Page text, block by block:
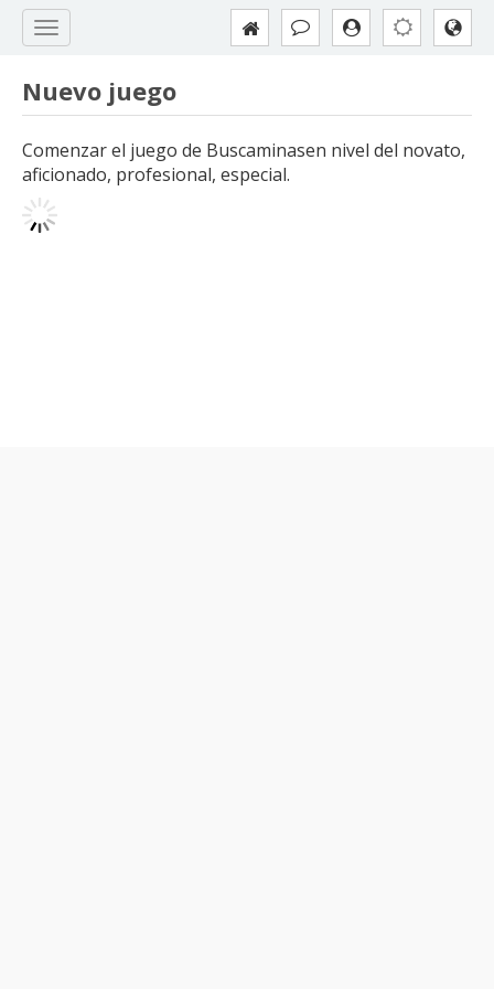
Nuevo juego
Comenzar el juego de Buscaminasen nivel del novato,
aficionado, profesional, especial.